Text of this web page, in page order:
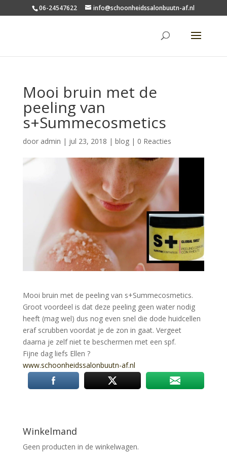
06-24547622 info@schoonheidssalonbuutn-af.nl
Mooi bruin met de
peeling van
s+Summecosmetics
door admin | jul 23, 2018 | blog| 0 Reacties
Mooi bruin met de peeling van s+Summecosmetics.
Groot voordeel is dat deze peeling geen water nodig
heeft (mag wel) dus nog even snel die dode huidcellen
eraf scrubben voordat je de zon in gaat. Vergeet
daarna je zelf niet te beschermen met een spf.
Fijne dag liefs Ellen ?
www.schoonheidssalonbuutn-af.nl
Winkelmand
Geen producten in de winkelwagen.